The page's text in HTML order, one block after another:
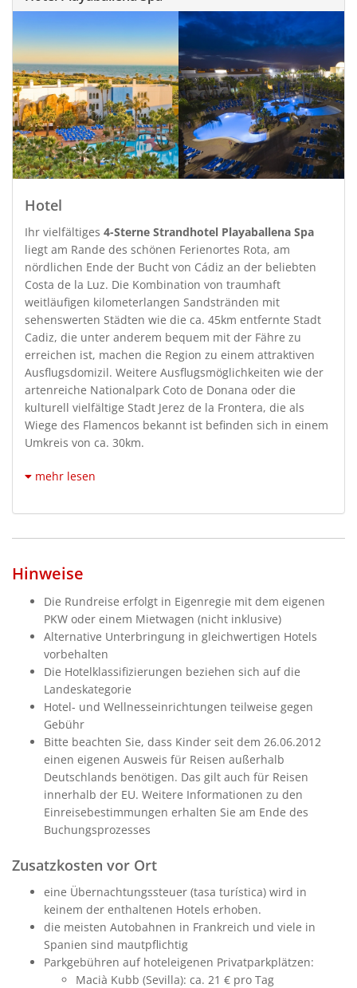
Hotel
Ihr vielfältiges 4-Sterne Strandhotel Playaballena Spa
liegt am Rande des schönen Ferienortes Rota, am
nördlichen Ende der Bucht von Cádiz an der beliebten
Costa de la Luz. Die Kombination von traumhaft
weitläufigen kilometerlangen Sandstränden mit
sehenswerten Städten wie die ca. 45km entfernte Stadt
Cadiz, die unter anderem bequem mit der Fähre zu
erreichen ist, machen die Region zu einem attraktiven
Ausflugsdomizil. Weitere Ausflugsmöglichkeiten wie der
artenreiche Nationalpark Coto de Donana oder die
kulturell vielfältige Stadt Jerez de la Frontera, die als
Wiege des Flamencos bekannt ist befinden sich in einem
Umkreis von ca. 30km.
mehr lesen
Hinweise
Die Rundreise erfolgt in Eigenregie mit dem eigenen
PKW oder einem Mietwagen (nicht inklusive)
Alternative Unterbringung in gleichwertigen Hotels
vorbehalten
Die Hotelklassifizierungen beziehen sich auf die
Landeskategorie
Hotel- und Wellnesseinrichtungen teilweise gegen
Gebühr
Bitte beachten Sie, dass Kinder seit dem 26.06.2012
einen eigenen Ausweis für Reisen außerhalb
Deutschlands benötigen. Das gilt auch für Reisen
innerhalb der EU. Weitere Informationen zu den
Einreisebestimmungen erhalten Sie am Ende des
Buchungsprozesses
Zusatzkosten vor Ort
eine Übernachtungssteuer (tasa turística) wird in
keinem der enthaltenen Hotels erhoben.
die meisten Autobahnen in Frankreich und viele in
Spanien sind mautpflichtig
Parkgebühren auf hoteleigenen Privatparkplätzen:
Macià Kubb (Sevilla): ca. 21 € pro Tag